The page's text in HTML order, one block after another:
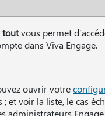
toutvous permet
dans Viva Engage.
ouvrir votre
; et voir la liste, le cas